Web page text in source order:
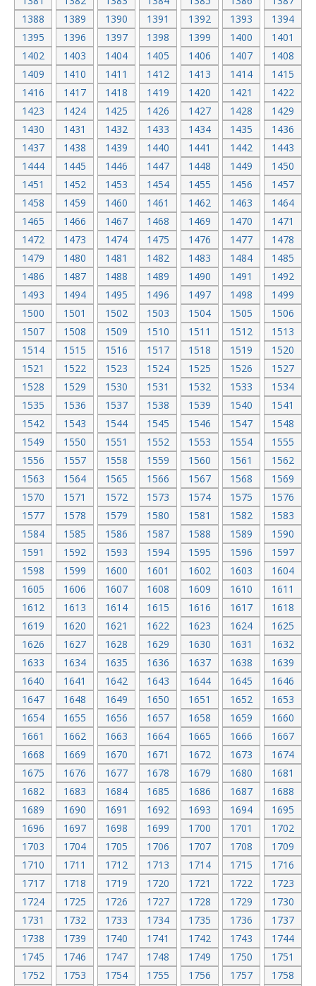
1388
1389 1390 1391 1392 1393
1394
1395
1396 1397 1398 1399 1400
1401
1402
1403 1404 1405 1406 1407
1408
1409
1410 1411 1412 1413 1414
1415
1416
1417 1418 1419 1420 1421
1422
1423
1424 1425 1426 1427 1428
1429
1430
1431 1432 1433 1434 1435
1436
1437
1438 1439 1440 1441 1442
1443
1444
1445 1446 1447 1448 1449
1450
1451
1452 1453 1454 1455 1456
1457
1458
1459 1460 1461 1462 1463
1464
1465
1466 1467 1468 1469 1470
1471
1472
1473 1474 1475 1476 1477
1478
1479
1480 1481 1482 1483 1484
1485
1486
1487 1488 1489 1490 1491
1492
1493
1494 1495 1496 1497 1498
1499
1500
1501 1502 1503 1504 1505
1506
1507
1508 1509 1510 1511 1512
1513
1514
1515 1516 1517 1518 1519
1520
1521
1522 1523 1524 1525 1526
1527
1528
1529 1530 1531 1532 1533
1534
1535
1536 1537 1538 1539 1540
1541
1542
1543 1544 1545 1546 1547
1548
1549
1550 1551 1552 1553 1554
1555
1556
1557 1558 1559 1560 1561
1562
1563
1564 1565 1566 1567 1568
1569
1570
1571 1572 1573 1574 1575
1576
1577
1578 1579 1580 1581 1582
1583
1584
1585 1586 1587 1588 1589
1590
1591
1592 1593 1594 1595 1596
1597
1598
1599 1600 1601 1602 1603
1604
1605
1606 1607 1608 1609 1610
1611
1612
1613 1614 1615 1616 1617
1618
1619
1620 1621 1622 1623 1624
1625
1626
1627 1628 1629 1630 1631
1632
1633
1634 1635 1636 1637 1638
1639
1640
1641 1642 1643 1644 1645
1646
1647
1648 1649 1650 1651 1652
1653
1654
1655 1656 1657 1658 1659
1660
1661
1662 1663 1664 1665 1666
1667
1668
1669 1670 1671 1672 1673
1674
1675
1676 1677 1678 1679 1680
1681
1682
1683 1684 1685 1686 1687
1688
1689
1690 1691 1692 1693 1694
1695
1696
1697 1698 1699 1700 1701
1702
1703
1704 1705 1706 1707 1708
1709
1710
1711 1712 1713 1714 1715
1716
1717
1718 1719 1720 1721 1722
1723
1724
1725 1726 1727 1728 1729
1730
1731
1732 1733 1734 1735 1736
1737
1738
1739 1740 1741 1742 1743
1744
1745
1746 1747 1748 1749 1750
1751
1752
1753 1754 1755 1756 1757
1758